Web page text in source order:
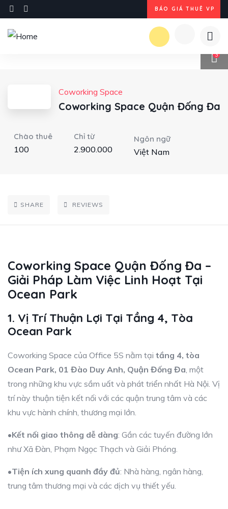
BÁO GIÁ THUÊ VP
3
Coworking Space
Coworking Space Quận Đống Đa
Chào thuê
100
Chỉ từ
2.900.000
Ngôn ngữ
Việt Nam
SHARE REVIEWS
Coworking Space Quận Đống Đa –
Giải Pháp Làm Việc Linh Hoạt Tại
Ocean Park
1. Vị Trí Thuận Lợi Tại Tầng 4, Tòa
Ocean Park
Coworking Space của Office 5S nằm tại tầng 4, tòa
Ocean Park, 01 Đào Duy Anh, Quận Đống Đa, một
trong những khu vực sầm uất và phát triển nhất Hà Nội. Vị
trí này thuận tiện kết nối với các quận trung tâm và các
khu vực hành chính, thương mại lớn.
•Kết nối giao thông dễ dàng: Gần các tuyến đường lớn
như Xã Đàn, Phạm Ngọc Thạch và Giải Phóng.
•Tiện ích xung quanh đầy đủ: Nhà hàng, ngân hàng,
trung tâm thương mại và các dịch vụ thiết yếu.